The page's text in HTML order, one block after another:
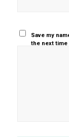
Save my
the next time